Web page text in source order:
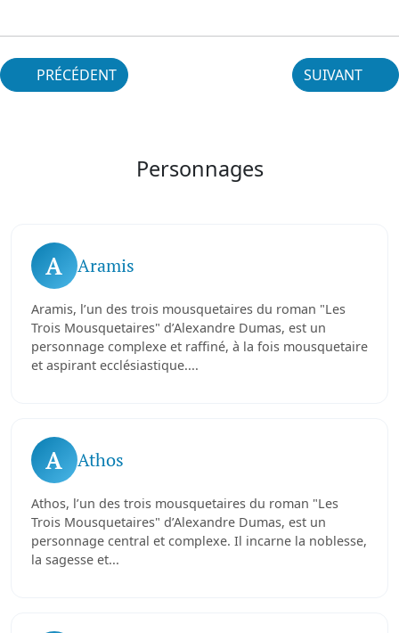
PRÉCÉDENT SUIVANT
Personnages
A Aramis
Aramis, l’un des trois mousquetaires du roman "Les
Trois Mousquetaires" d’Alexandre Dumas, est un
personnage complexe et raffiné, à la fois mousquetaire
et aspirant ecclésiastique....
A Athos
Athos, l’un des trois mousquetaires du roman "Les
Trois Mousquetaires" d’Alexandre Dumas, est un
personnage central et complexe. Il incarne la noblesse,
la sagesse et...